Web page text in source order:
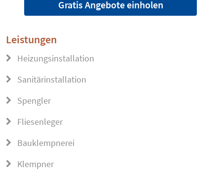
Gratis Angebote einholen
Leistungen
Heizungsinstallation
Sanitärinstallation
Spengler
Fliesenleger
Bauklempnerei
Klempner